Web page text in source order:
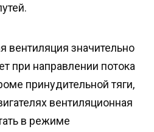
вентиляция значительно
при направлении потока
принудительной тяги,
вентиляционная
в режиме